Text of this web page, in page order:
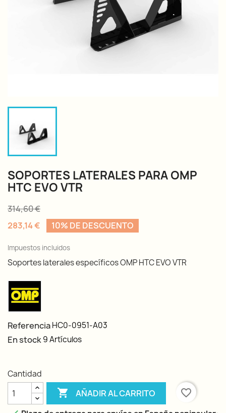
SOPORTES LATERALES PARA OMP
HTC EVO VTR
314,60 €
283,14 €
10% DE DESCUENTO
Impuestos incluidos
Soportes laterales específicos OMP HTC EVO VTR
ReferenciaHC0-0951-A03
En stock9 Artículos
Cantidad
 AÑADIR AL CARRITO
favorite_border